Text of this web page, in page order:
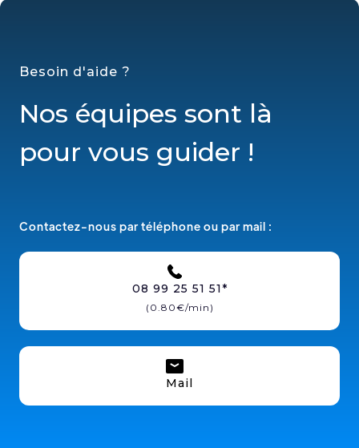
Besoin d'aide ?
Nos équipes sont là
pour vous guider !
Contactez-nous par téléphone ou par mail :
08 99 25 51 51*
(0.80€/min)
Mail